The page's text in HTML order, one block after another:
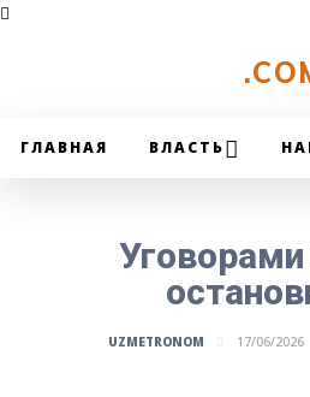
ГЛАВНАЯ ВЛАСТЬ
Уговорами
UZMETRONOM 17/06/2026